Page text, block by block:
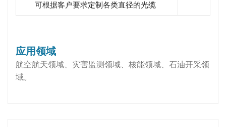
可根据客户要求定制各类直径的光缆
应用领域
航空航天领域、灾害监测领域、核能领域、石油开采领
域。